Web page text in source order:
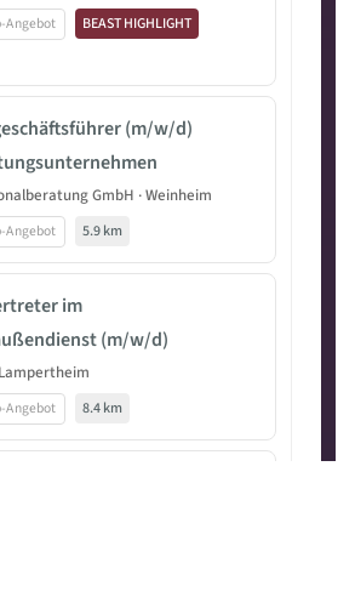
Angebot
BEAST HIGHLIGHT
(m/w/d)
GmbH · Weinheim
Angebot 5.9 km
im
(m/w/d)
Angebot 8.4 km